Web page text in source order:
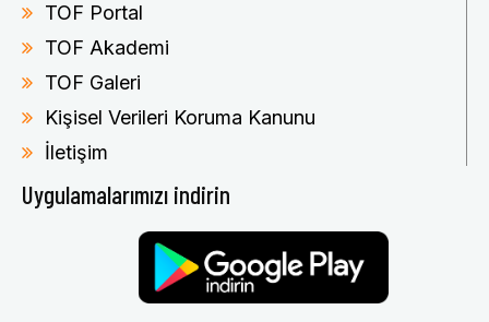
TOF Portal
TOF Akademi
TOF Galeri
Kişisel Verileri Koruma Kanunu
İletişim
Uygulamalarımızı indirin